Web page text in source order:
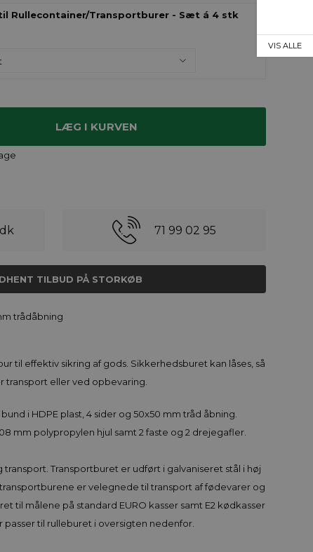
Rullecontainer/Transportburer - Sæt á 4 stk
71 99 02 95
TILBUD PÅ STORKØB
trådåbning
til effektiv sikring af gods. Sikkerhedsburet kan låses, så
eller ved opbevaring.
i HDPE plast, 4 sider og 50x50 mm tråd åbning.
mm polypropylen hjul samt 2 faste og 2 drejegafler.
Transportburet er udført i galvaniseret stål i høj
er velegnede til transport af fødevarer og
til målene på standard EURO kasser samt E2 kødkasser
til rulleburet i oversigten nedenfor.
VIS ALLE